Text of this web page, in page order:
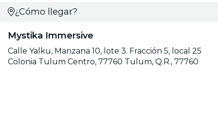
¿Cómo llegar?
Mystika Immersive
Calle Yalku, Manzana 10, lote 3. Fracción 5, local 25
Colonia Tulum Centro, 77760 Tulum, Q.R., 77760